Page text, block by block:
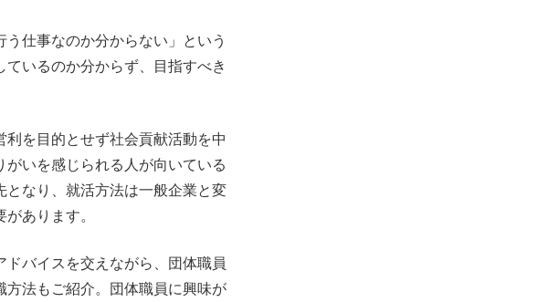
仕事なのか分からない」という
いるのか分からず、目指すべき
を目的とせず社会貢献活動を中
いを感じられる人が向いている
なり、就活方法は一般企業と変
あります。
バイスを交えながら、団体職員
法もご紹介。団体職員に興味が